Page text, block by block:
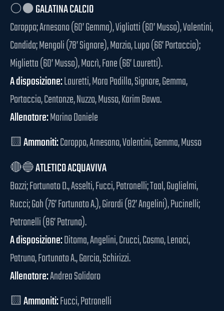
⚪⚫GALATINA CALCIO
Caroppo; Arnesano (60’ Gemma), Vigliotti (60’ Musso), Valentini,
Candido; Mengoli (78’ Signore), Marzio, Lupo (66’ Portaccio);
Miglietta (60’ Musso), Macrì, Fane (66’ Lauretti).
A disposizione:Lauretti, Mora Padilla, Signore, Gemma,
Portaccio, Centonze, Nuzzo, Musso, Karim Bawa.
Allenatore:Marino Daniele
🟨Ammoniti:Caroppo, Arnesano, Valentini, Gemma, Musso
🔴🔵ATLETICO ACQUAVIVA
Bozzi; Fortunato D., Asselti, Fucci, Patronelli; Taal, Guglielmi,
Rucci; Goh (76’ Fortunato A.), Girardi (82’ Angelini), Pucinelli;
Patronelli (86’ Patruno).
A disposizione:Ditoma, Angelini, Crucci, Cosmo, Lenoci,
Patruno, Fortunato A., Garcia, Schirizzi.
Allenatore:Andrea Solidoro
🟨Ammoniti:Fucci, Patronelli